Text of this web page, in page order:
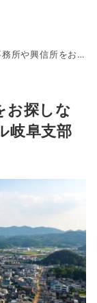
なら総合探偵社フリースタイル岐阜支部へ
お探しな
岐阜支部